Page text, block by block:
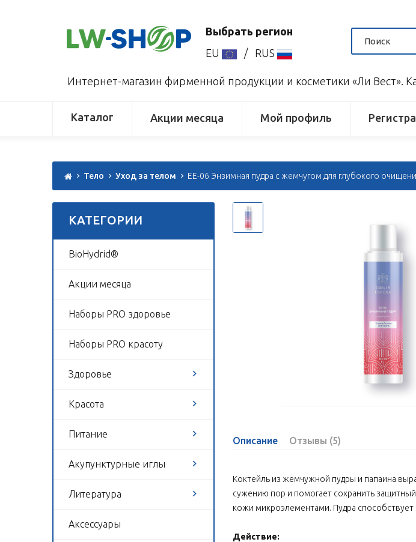
Выбрать регион
EU
/ RUS
Интернет-магазин фирменной продукции и косметики «Ли Вест».
Каталог Акции месяца Мой профиль
Тело Уход за телом EE-06 Энзимная пудра с жемчугом для глубокого
КАТЕГОРИИ
BioHydrid®
Акции месяца
Наборы PRO здоровье
Наборы PRO красоту
Здоровье
Красота
Питание
Акупунктурные иглы
Литература
Аксессуары
Описание Отзывы (5)
Коктейль из жемчужной пудры и папаина
сужению пор и помогает сохранить
кожи микроэлементами. Пудра
Действие: